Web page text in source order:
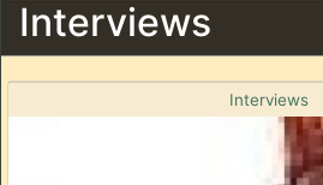
Interviews
Interviews